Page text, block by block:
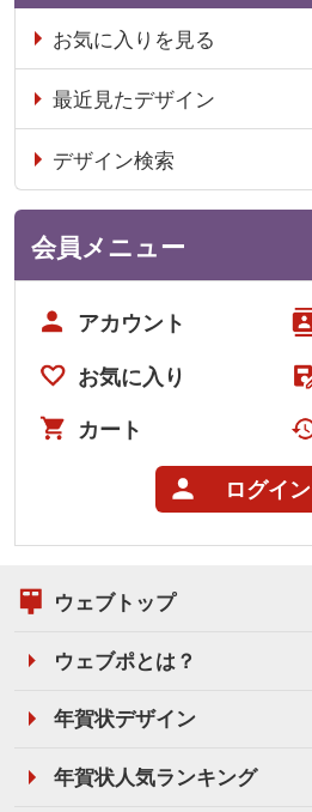
お気に入りを見る
最近見たデザイン
デザイン検索
会員メニュー
アカウント
お気に入り
カート
ログイン
ウェブトップ
ウェブポとは？
年賀状デザイン
年賀状人気ランキング